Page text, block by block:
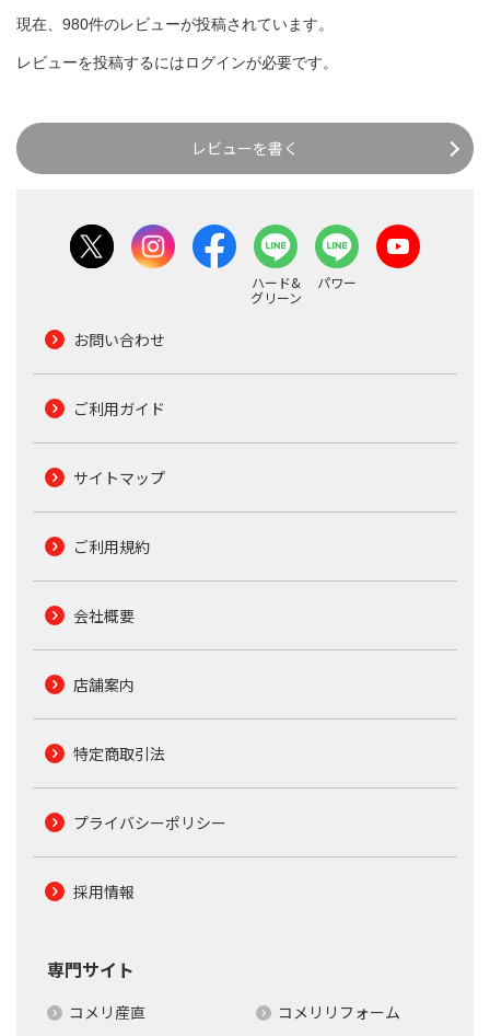
現在、980件のレビューが投稿されています。
レビューを投稿するにはログインが必要です。
レビューを書く
ハード&
グリーン
パワー
お問い合わせ
ご利用ガイド
サイトマップ
ご利用規約
会社概要
店舗案内
特定商取引法
プライバシーポリシー
採用情報
専門サイト
コメリ産直 コメリリフォーム